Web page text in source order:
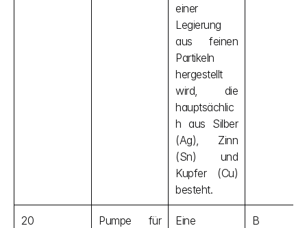
einer
Legierung
aus feinen
Partikeln
hergestellt
wird, die
hauptsächlic
h aus Silber
(Ag), Zinn
(Sn) und
Kupfer (Cu)
besteht.
20
Pumpe für
Eine
B